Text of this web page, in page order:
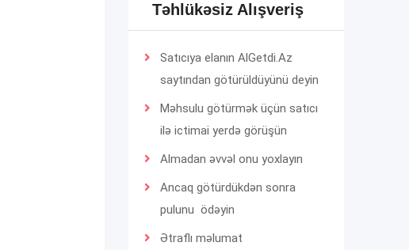
Təhlükəsiz Alışveriş
Satıcıya elanın AlGetdi.Az
saytından götürüldüyünü deyin
Məhsulu götürmək üçün satıcı
ilə ictimai yerdə görüşün
Almadan əvvəl onu yoxlayın
Ancaq götürdükdən sonra
pulunu ödəyin
Ətraflı məlumat